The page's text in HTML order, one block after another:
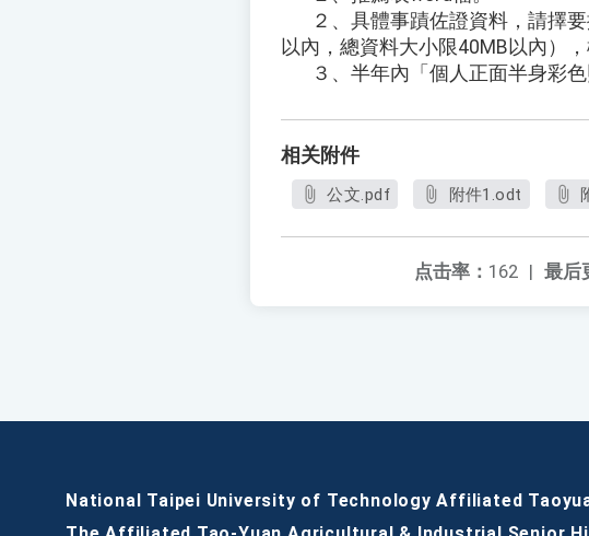
２、具體事蹟佐證資料，請擇要
以內，總資料大小限40MB以內）
３、半年內「個人正面半身彩色
相关附件
公文.pdf 附件1.odt
最后
点击率： 162 |
National Taipei University of Technology Affiliated